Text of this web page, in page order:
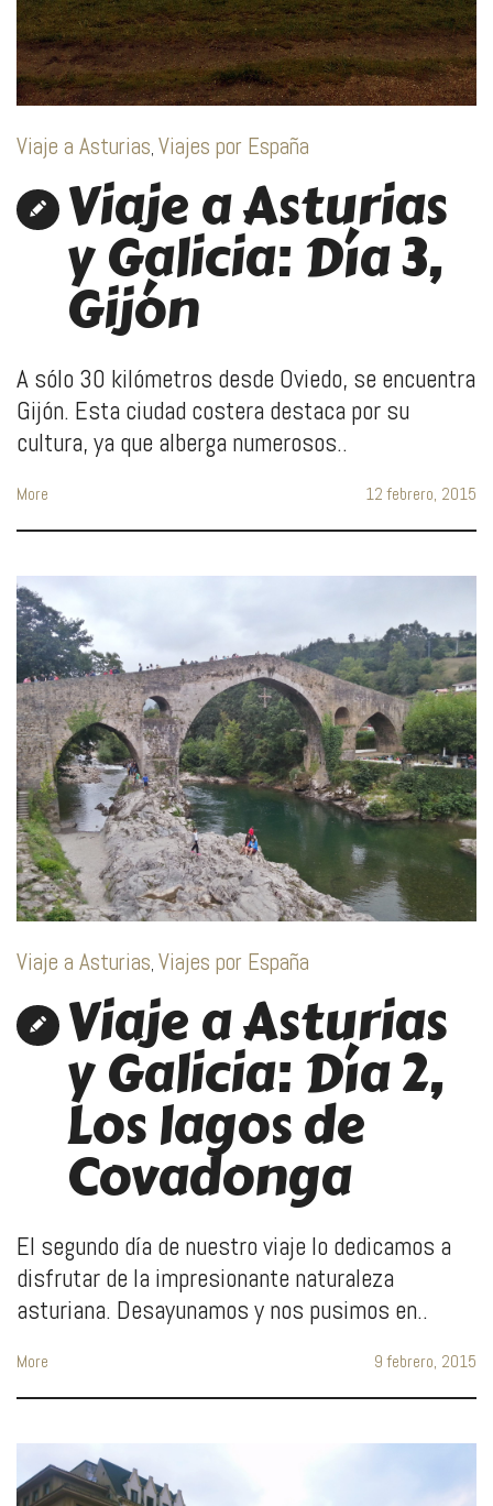
Viaje a Asturias, Viajes por España
Viaje a Asturias
y Galicia: Día 3,
Gijón
A sólo 30 kilómetros desde Oviedo, se encuentra
Gijón. Esta ciudad costera destaca por su
cultura, ya que alberga numerosos..
More 12 febrero, 2015
Viaje a Asturias, Viajes por España
Viaje a Asturias
y Galicia: Día 2,
Los lagos de
Covadonga
El segundo día de nuestro viaje lo dedicamos a
disfrutar de la impresionante naturaleza
asturiana. Desayunamos y nos pusimos en..
More 9 febrero, 2015